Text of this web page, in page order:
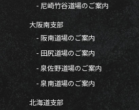
- 尼崎竹谷道場のご案内
大阪南支部
- 阪南道場のご案内
- 田尻道場のご案内
- 泉佐野道場のご案内
- 泉南道場のご案内
北海道支部